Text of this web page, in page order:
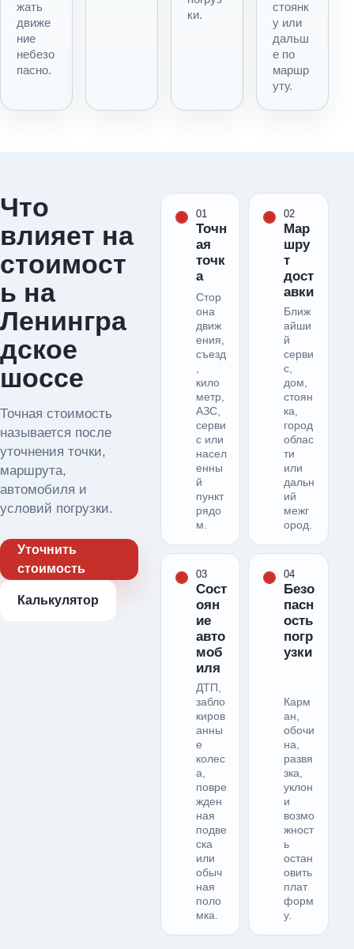
жать
движе
ние
небезо
пасно.
ки.
стоянк
у или
дальш
е по
маршр
уту.
Что
влияет на
стоимост
ь на
Ленингра
дское
шоссе
Точная стоимость
называется после
уточнения точки,
маршрута,
автомобиля и
условий погрузки.
Уточнить
стоимость
Калькулятор
01
Точн
ая
точк
а
Стор
она
движ
ения,
съезд
кило
метр,
АЗС,
серви
с или
насел
енны
й
пункт
рядо
м.
02
Мар
шру
т
дост
авки
Ближ
айши
й
серви
с,
дом,
стоян
ка,
город
облас
ти
или
дальн
ий
межг
ород.
03
Сост
оян
ие
авто
моб
иля
ДТП,
забло
киров
анны
е
колес
а,
повре
жден
ная
подве
ска
или
обыч
ная
поло
мка.
04
Безо
пасн
ость
погр
узки
Карм
ан,
обочи
на,
развя
зка,
уклон
и
возмо
жност
ь
остан
овить
плат
форм
у.